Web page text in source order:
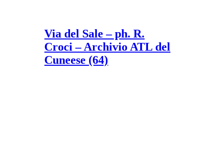
Via del Sale – ph. R.
Croci – Archivio ATL del
Cuneese (64)